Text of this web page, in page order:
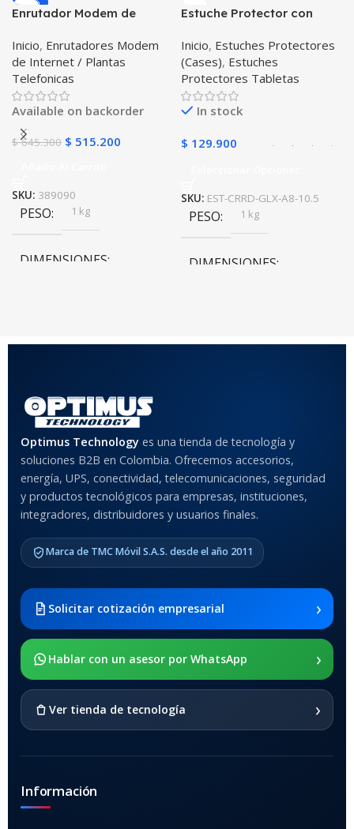
COLOR
Gris,Negro , Azul ,Rosa
COLOR Negro ,Rosa
PULSO ADICIONAL
Goma , Metalizado
Enrutador Modem de
Libre Todo Operador 4G
LTE SIMCARD
Inicio, Enrutadores Modem
de Internet / Plantas
Telefonicas
Available on backorder
$645.300 $ 515.200
SKU: 389090
PESO 1 kg
DIMENSIONES
Estuche Protector con
Tablet Samsung Galaxy
Tab A8 10.5 2021 – 2022
SM-x200 SM-x205 Anti
golpes con soporte
Inicio, Estuches Protectores
(Cases), Estuches
Protectores Tabletas
In stock
$ 129.900
SKU: EST-CRRD-GLX-A8-10.5
PESO 1 kg
DIMENSIONES
COLOR
Anti-Shock
MODELO DE TABLETS
COMPATIBLES
2021 SM-x200 / Samsung
Galaxy Tab A8 10.5 2021 SM-
x205
SOPORTE DE APOYO
Optimus Technology es una tienda de tecnología y
soluciones B2B en Colombia. Ofrecemos accesorios,
energía, UPS, conectividad, telecomunicaciones, seguridad
y productos tecnológicos para empresas, instituciones,
integradores, distribuidores y usuarios finales.
Marca de TMC Móvil S.A.S. desde el año 2011
Solicitar cotización empresarial ›
Hablar con un asesor por WhatsApp ›
Ver tienda de tecnología ›
Información